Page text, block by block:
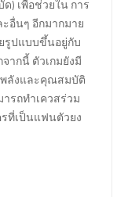
) เพื่อช่วยใน การ
อื่นๆ อีกมากมาย
รูปแบบขึ้นอยู่กับ
ากนี้ ตัวเกมยังมี
พลังและคุณสมบัติ
รถทำเควสร่วม
ที่เป็นแฟนตัวยง